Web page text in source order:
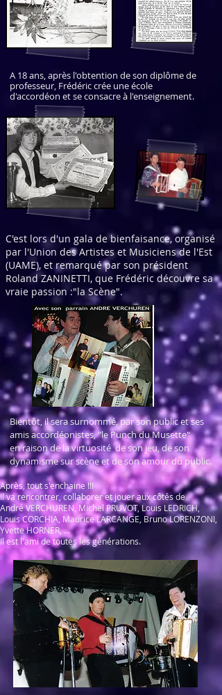
A 18 ans, après l'obtention de son diplôme de
professeur, Frédéric crée une école
d'accordéon et se consacre à l'enseignement.
C'est lors d'un gala de bienfaisance, organisé
par l'Union des Artistes et Musiciens de l'Est
(UAME), et remarqué par son président
Roland ZANINETTI, que Frédéric découvre sa
vraie passion :"la Scène".
Bientôt, il sera surnommé, par son public et ses
amis accordéonistes, "le Punch du Musette"
en raison de la virtuosité de son jeu, de son
dynamisme sur scène et de son amour du public.
Après, tout s'enchaine !!!
Il va rencontrer, collaborer et jouer aux côtés de
André VERCHUREN, Michel PRUVOT, Louis LEDRICH,
Louis CORCHIA, Maurice LARCANGE, Bruno LORENZONI,
Yvette HORNER, ...
Il est l'ami de toutes les générations.